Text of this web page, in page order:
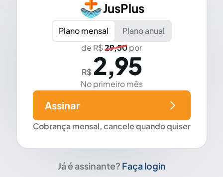
JusPlus
Plano mensal
Plano anual
de R$29,50por
R$ 2,95
No primeiro mês
Cobrança mensal, cancele quando quiser
Assinar
Já é assinante? Faça login